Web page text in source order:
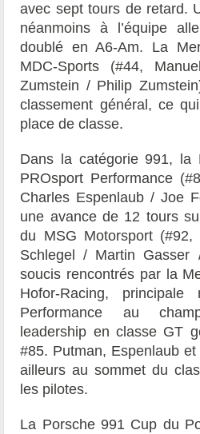
avec sept tours de retard.
néanmoins à l’équipe
doublé en A6-Am. La
MDC-Sports (#44,
Zumstein / Philip Zumstein
classement général, ce
place de classe.
Dans la catégorie 991, la
PROsport Performance
Charles Espenlaub / Joe
une avance de 12 tours
du MSG Motorsport
Schlegel / Martin Gasser
soucis rencontrés par la
Hofor-Racing,
Performance au
leadership en classe GT
#85. Putman, Espenlaub
ailleurs au sommet du
les pilotes.
La Porsche 991 Cup du